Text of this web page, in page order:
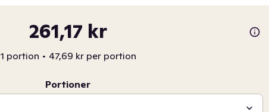
261,17 kr
1 portion • 47,69 kr per portion
Portioner